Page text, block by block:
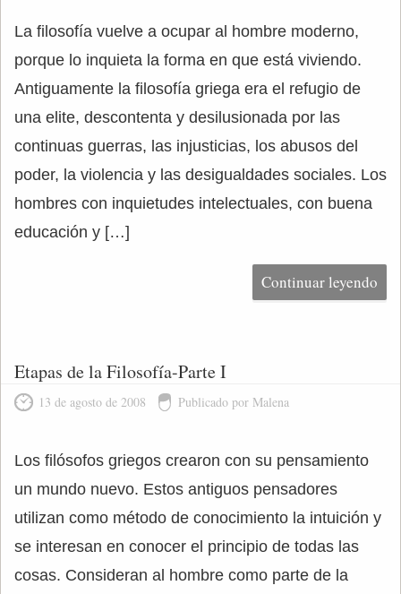
La filosofía vuelve a ocupar al hombre moderno,
porque lo inquieta la forma en que está viviendo.
Antiguamente la filosofía griega era el refugio de
una elite, descontenta y desilusionada por las
continuas guerras, las injusticias, los abusos del
poder, la violencia y las desigualdades sociales. Los
hombres con inquietudes intelectuales, con buena
educación y […]
Continuar leyendo
Etapas de la Filosofía-Parte I
13 de agosto de 2008 Publicado por Malena
Los filósofos griegos crearon con su pensamiento
un mundo nuevo. Estos antiguos pensadores
utilizan como método de conocimiento la intuición y
se interesan en conocer el principio de todas las
cosas. Consideran al hombre como parte de la